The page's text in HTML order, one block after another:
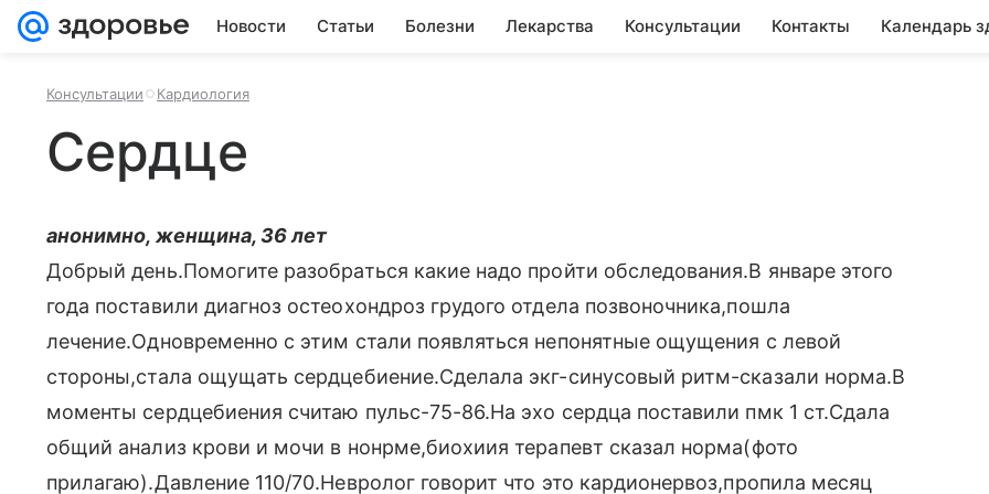
Новости Статьи Болезни Лекарства Консультации Контакты Календарь
Консультации Кардиология
Сердце
анонимно, женщина, 36 лет
Добрый день.Помогите разобраться какие надо пройти обследования.В январе этого
года поставили диагноз остеохондроз грудого отдела позвоночника,пошла
лечение.Одновременно с этим стали появляться непонятные ощущения с левой
стороны,стала ощущать сердцебиение.Сделала экг-синусовый ритм-сказали норма.В
моменты сердцебиения считаю пульс-75-86.На эхо сердца поставили пмк 1 ст.Сдала
общий анализ крови и мочи в нонрме,биохиия терапевт сказал норма(фото
прилагаю).Давление 110/70.Невролог говорит что это кардионервоз,пропила месяц